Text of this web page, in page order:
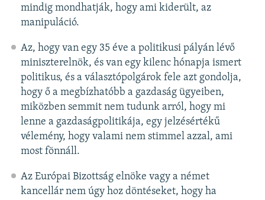
mindig mondhatják, hogy ami kiderült, az
manipuláció.
Az, hogy van egy 35 éve a politikusi pályán lévő
miniszterelnök, és van egy kilenc hónapja ismert
politikus, és a választópolgárok fele azt gondolja,
hogy ő a megbízhatóbb a gazdaság ügyeiben,
miközben semmit nem tudunk arról, hogy mi
lenne a gazdaságpolitikája, egy jelzésértékű
vélemény, hogy valami nem stimmel azzal, ami
most fönnáll.
Az Európai Bizottság elnöke vagy a német
kancellár nem úgy hoz döntéseket, hogy ha